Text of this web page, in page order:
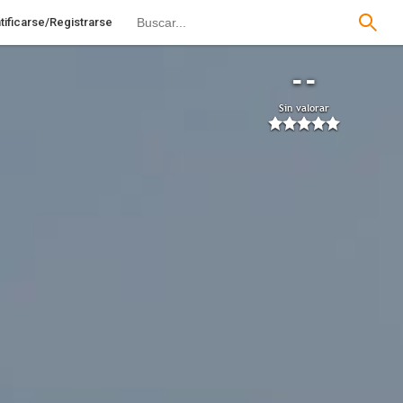
Registrarse
--
Sin valorar